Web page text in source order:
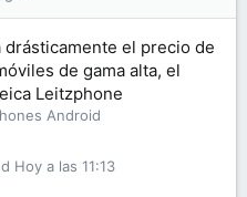
drásticamente el precio de
de gama alta, el
Leitzphone
Android
Hoy a las 11:13